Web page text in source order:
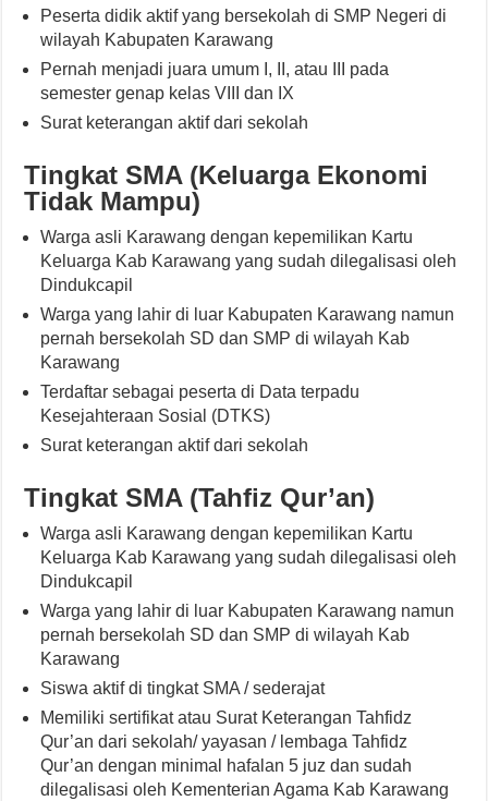
Peserta didik aktif yang bersekolah di SMP Negeri di
wilayah Kabupaten Karawang
Pernah menjadi juara umum I, II, atau III pada
semester genap kelas VIII dan IX
Surat keterangan aktif dari sekolah
Tingkat SMA (Keluarga Ekonomi
Tidak Mampu)
Warga asli Karawang dengan kepemilikan Kartu
Keluarga Kab Karawang yang sudah dilegalisasi oleh
Dindukcapil
Warga yang lahir di luar Kabupaten Karawang namun
pernah bersekolah SD dan SMP di wilayah Kab
Karawang
Terdaftar sebagai peserta di Data terpadu
Kesejahteraan Sosial (DTKS)
Surat keterangan aktif dari sekolah
Tingkat SMA (Tahfiz Qur’an)
Warga asli Karawang dengan kepemilikan Kartu
Keluarga Kab Karawang yang sudah dilegalisasi oleh
Dindukcapil
Warga yang lahir di luar Kabupaten Karawang namun
pernah bersekolah SD dan SMP di wilayah Kab
Karawang
Siswa aktif di tingkat SMA / sederajat
Memiliki sertifikat atau Surat Keterangan Tahfidz
Qur’an dari sekolah/ yayasan / lembaga Tahfidz
Qur’an dengan minimal hafalan 5 juz dan sudah
dilegalisasi oleh Kementerian Agama Kab Karawang